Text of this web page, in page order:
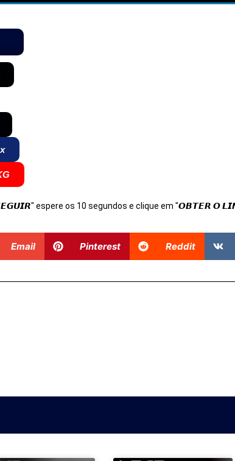
espere os 10 segundos e clique em "𝙊𝘽𝙏𝙀𝙍 𝙊
Email Pinterest Reddit